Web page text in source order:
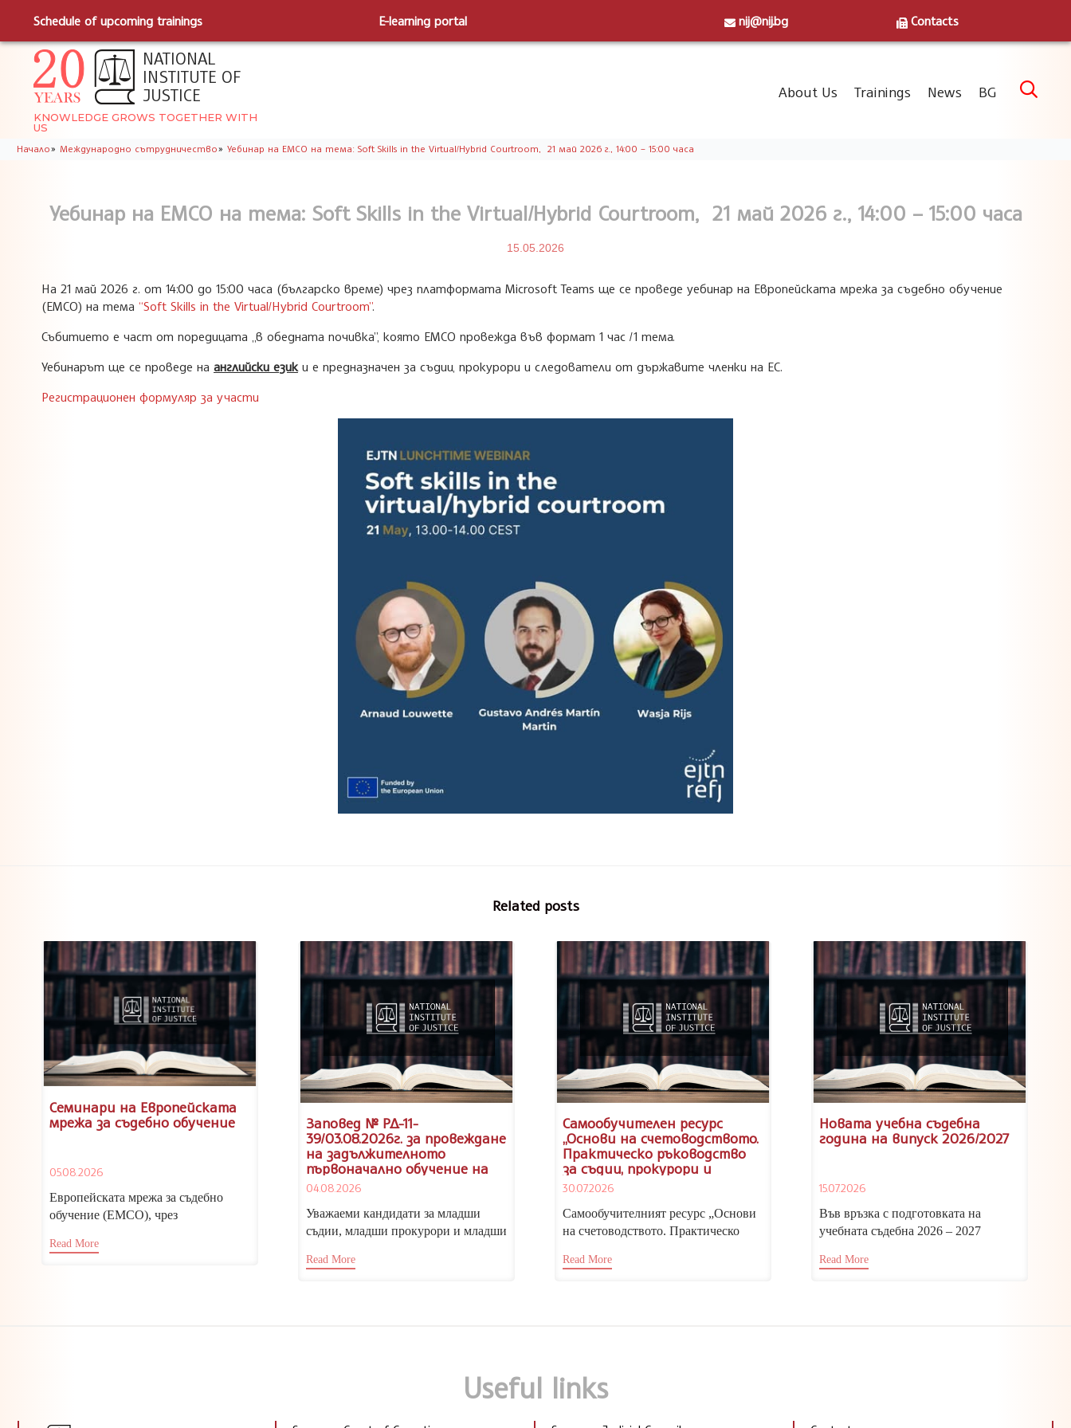
Schedule of upcoming trainings E-learning portal nij@nij.bg Contacts
NATIONAL
INSTITUTE OF
JUSTICE
KNOWLEDGE GROWS TOGETHER WITH
US
Skip
About Us Trainings News BG 
Начало» Международно сътрудничество» Уебинар на ЕМСО на тема: Soft Skills in the Virtual/Hybrid Courtroom, 21 май 2026 г., 14:00 – 15:00 часа
Уебинар на ЕМСО на тема: Soft Skills in the Virtual/Hybrid Courtroom, 21 май 2026 г., 14:00 – 15:00 часа
15.05.2026
На 21 май 2026 г. от 14:00 до 15:00 часа (българско време) чрез платформата Microsoft Teams ще се проведе уебинар на Европейската мрежа за съдебно обучение
(ЕМСО) на тема “Soft Skills in the Virtual/Hybrid Courtroom”.
Събитието е част от поредицата „в обедната почивка”, която ЕМСО провежда във формат 1 час /1 тема.
Уебинарът ще се проведе на английски език и е предназначен за съдии, прокурори и следователи от държавите членки на ЕС.
Регистрационен формуляр за участи
Related posts
Семинари на Европейската
мрежа за съдебно обучение
05.08.2026
Европейската мрежа за съдебно
обучение (ЕМСО), чрез
правосъдието, отправя покана за
Read More
Заповед № РД-11-
39/03.08.2026г. за провеждане
на задължителното
първоначално обучение на
кандидатите за младши
съдии, младши прокурори и
младши следователи, випуск
2026/2027 г.
04.08.2026
Уважаеми кандидати за младши
съдии, младши прокурори и младши
откриване на учебната година...
Read More
Самообучителен ресурс
„Основи на счетоводството.
Практическо ръководство
за съдии, прокурори и
следователи“, достъпен в
Портала за електронно
обучение на НИП.
30.07.2026
Самообучителният ресурс „Основи
на счетоводството. Практическо
гл. ас. д-р Николай...
Read More
Новата учебна съдебна
година на випуск 2026/2027
15.07.2026
Във връзка с подготовката на
учебната съдебна 2026 – 2027
директор на...
Read More
Useful links